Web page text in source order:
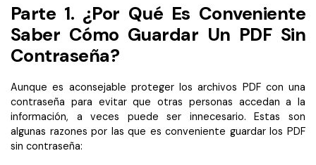
Compartir PDF
Soluciones completas
Servicio de TI
Legal
Sanidad
¿Qué hay de nuevo?
Especificaciones técnicas
Soporte de contacto
Guía del usuario
PDFelement para Windows
PDFelement para Mac
Parte 1. ¿Por Qué Es Conveniente
Saber Cómo Guardar Un PDF Sin
Contraseña?
Aunque es aconsejable proteger los archivos PDF con una
contraseña para evitar que otras personas accedan a la
información, a veces puede ser innecesario. Estas son
algunas razones por las que es conveniente guardar los PDF
sin contraseña: